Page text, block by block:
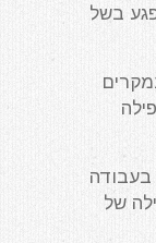
בשל
בעבודה
של